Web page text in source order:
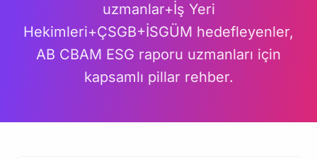
uzmanlar+İş Yeri
Hekimleri+ÇSGB+İSGÜM hedefleyenler,
AB CBAM ESG raporu uzmanları için
kapsamlı pillar rehber.